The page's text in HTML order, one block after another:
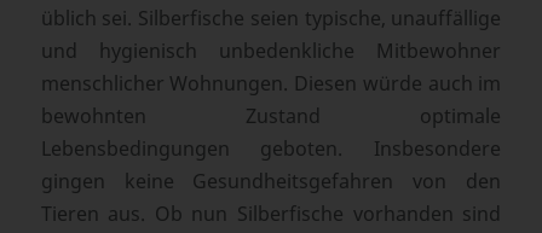
üblich sei. Silberfische seien typische, unauffällige
und hygienisch unbedenkliche Mitbewohner
menschlicher Wohnungen. Diesen würde auch im
bewohnten Zustand optimale
Lebensbedingungen geboten. Insbesondere
gingen keine Gesundheitsgefahren von den
Tieren aus. Ob nun Silberfische vorhanden sind